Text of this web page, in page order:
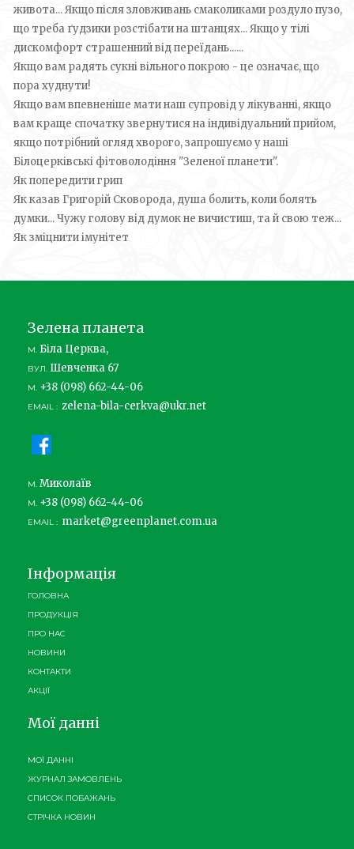
живота... Якщо після зловживань смаколиками роздуло пузо,
що треба ґудзики розстібати на штанцях... Якщо у тілі
дискомфорт страшенний від переїдань......
Якщо вам радять сукні вільного покрою - це означає, що
пора худнути!
Якщо вам впевненіше мати наш супровід у лікуванні, якщо
вам краще спочатку звернутися на індивідуальний прийом,
якщо потрібний огляд хворого, запрошуємо у наші
Білоцерківські фітоволодіння "Зеленої планети".
Як попередити грип
Як казав Григорій Сковорода, душа болить, коли болять
думки... Чужу голову від думок не вичистиш, та й свою теж...
Як зміцнити імунітет
Зелена планета
М. Біла Церква,
ВУЛ. Шевченка 67
М. +38 (098) 662-44-06
EMAIL : zelena-bila-cerkva@ukr.net
М. Миколаїв
М. +38 (098) 662-44-06
EMAIL : market@greenplanet.com.ua
Інформація
ГОЛОВНА
ПРОДУКЦІЯ
ПРО НАС
НОВИНИ
КОНТАКТИ
АКЦІЇ
Мої данні
МОЇ ДАННІ
ЖУРНАЛ ЗАМОВЛЕНЬ
СПИСОК ПОБАЖАНЬ
СТРІЧКА НОВИН